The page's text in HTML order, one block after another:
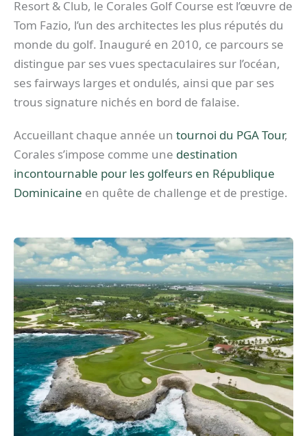
Resort & Club, le Corales Golf Course est l’œuvre de
Tom Fazio, l’un des architectes les plus réputés du
monde du golf. Inauguré en 2010, ce parcours se
distingue par ses vues spectaculaires sur l’océan,
ses fairways larges et ondulés, ainsi que par ses
trous signature nichés en bord de falaise.
Accueillant chaque année un tournoi du PGA Tour,
Corales s’impose comme une destination
incontournable pour les golfeurs en République
Dominicaine en quête de challenge et de prestige.